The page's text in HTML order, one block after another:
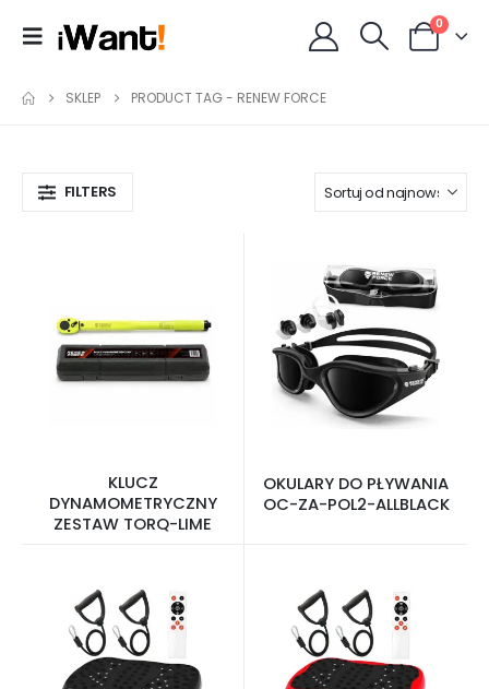
0
SKLEP PRODUCT TAG - RENEW FORCE
FILTERS
KLUCZ
DYNAMOMETRYCZNY
ZESTAW TORQ-LIME
OKULARY DO PŁYWANIA
OC-ZA-POL2-ALLBLACK